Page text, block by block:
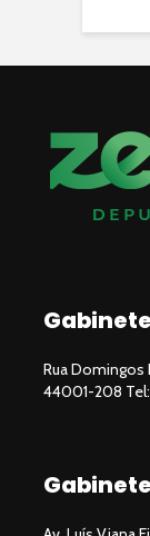
Rua Domingos
44001-208 Tel: